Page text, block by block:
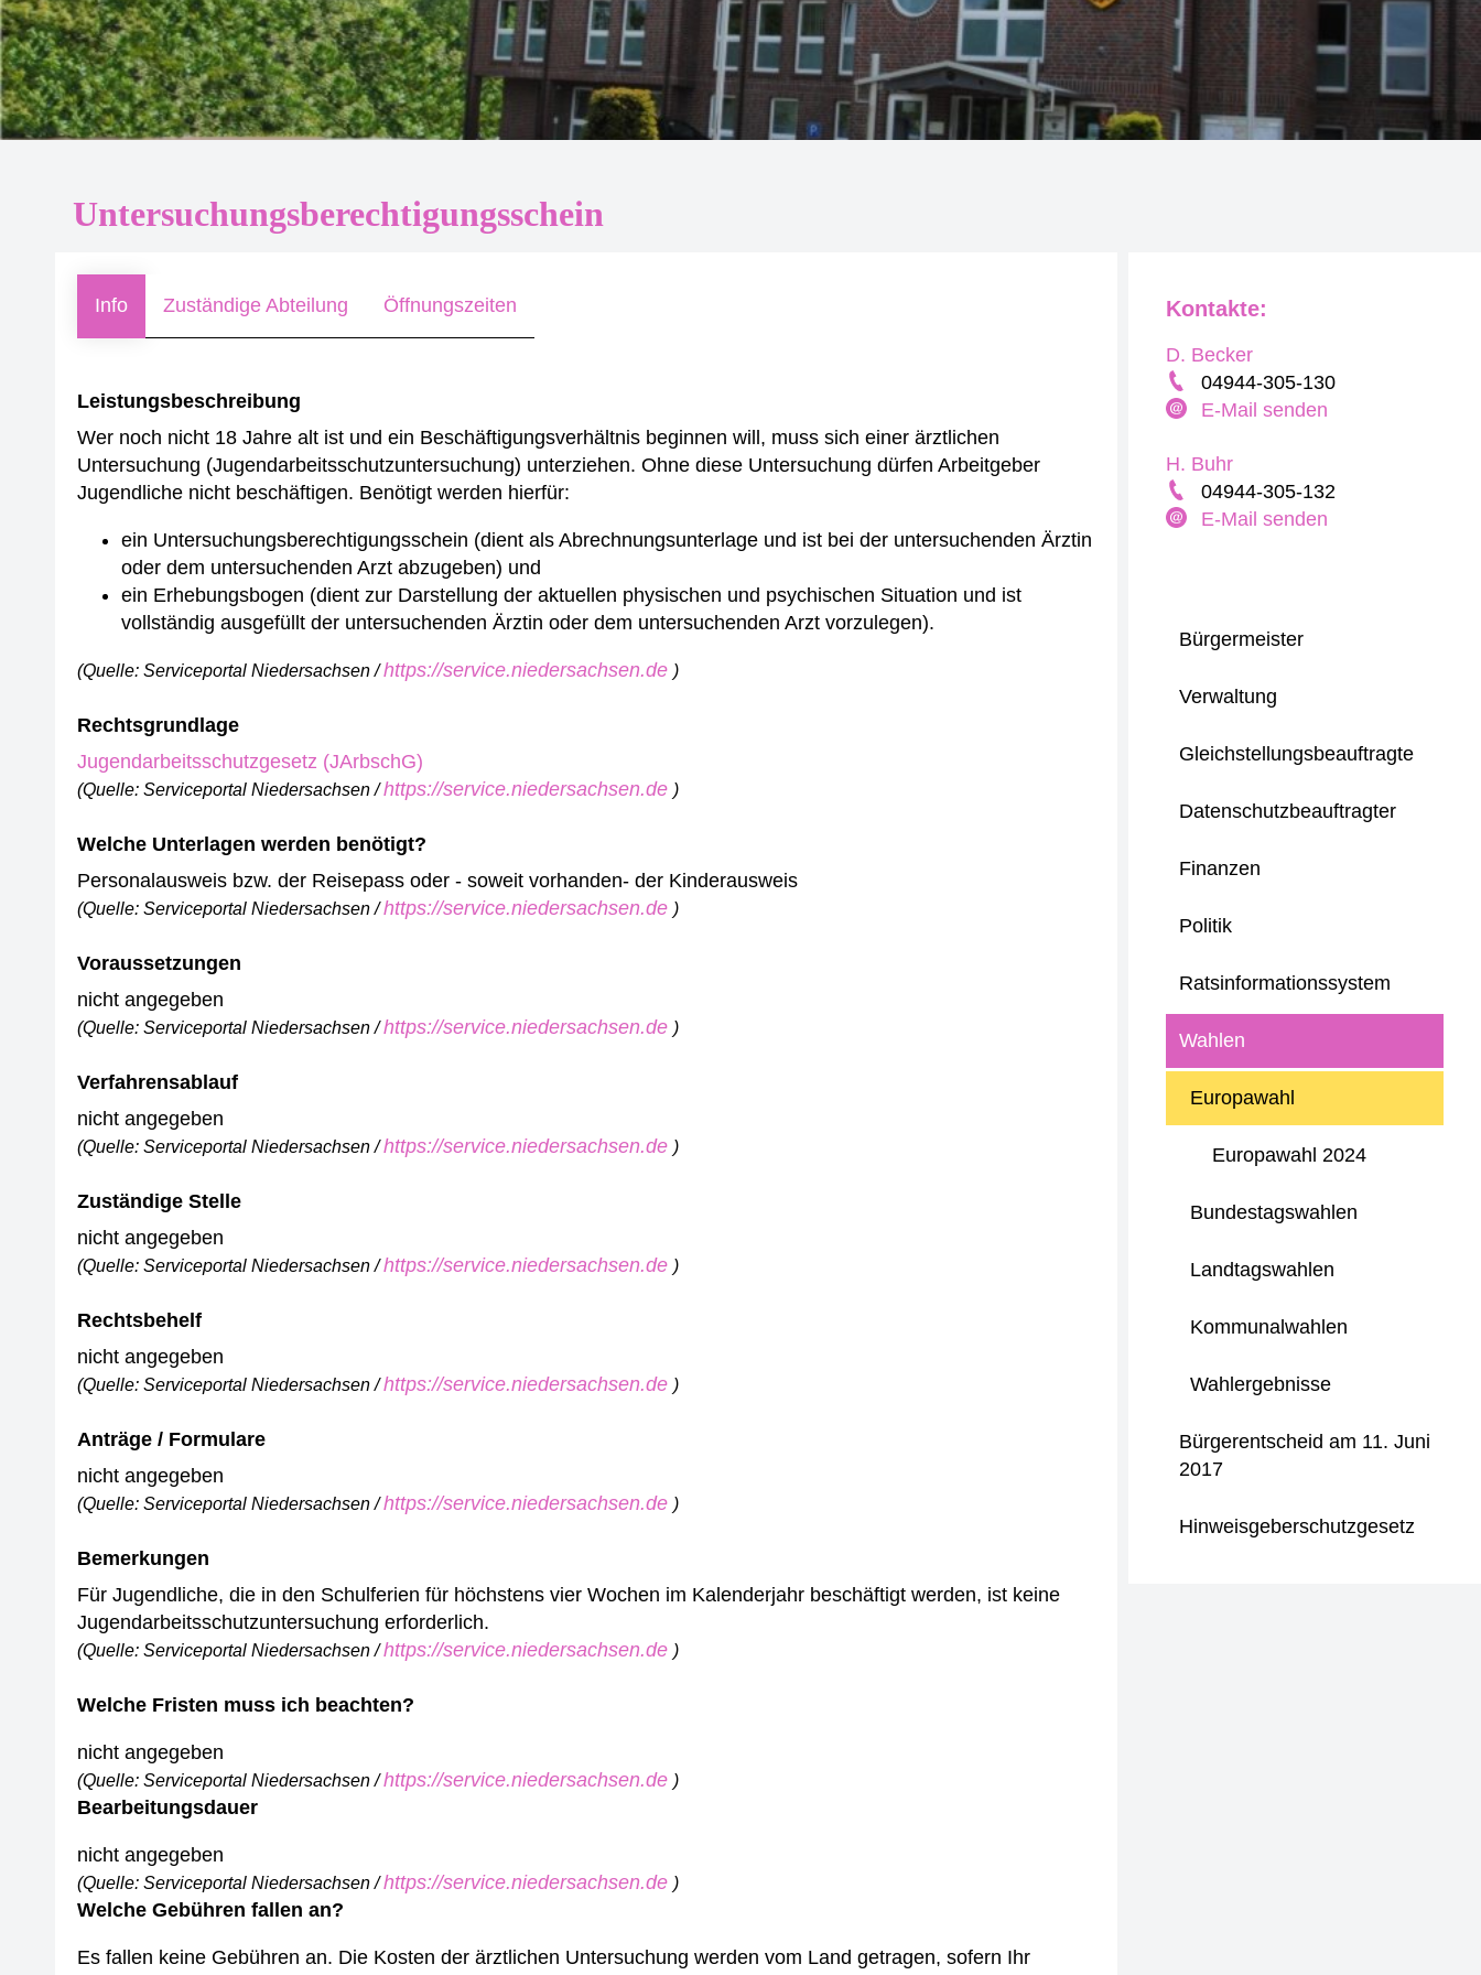
Untersuchungsberechtigungsschein
Info Zuständige Abteilung Öffnungszeiten
Leistungsbeschreibung
Wer noch nicht 18 Jahre alt ist und ein Beschäftigungsverhältnis beginnen will, muss sich einer ärztlichen
Untersuchung (Jugendarbeitsschutzuntersuchung) unterziehen. Ohne diese Untersuchung dürfen Arbeitgeber
Jugendliche nicht beschäftigen. Benötigt werden hierfür:
ein Untersuchungsberechtigungsschein (dient als Abrechnungsunterlage und ist bei der untersuchenden Ärztin
oder dem untersuchenden Arzt abzugeben) und
ein Erhebungsbogen (dient zur Darstellung der aktuellen physischen und psychischen Situation und ist
vollständig ausgefüllt der untersuchenden Ärztin oder dem untersuchenden Arzt vorzulegen).
(Quelle: Serviceportal Niedersachsen /https://service.niedersachsen.de )
Rechtsgrundlage
Jugendarbeitsschutzgesetz (JArbschG)
(Quelle: Serviceportal Niedersachsen /https://service.niedersachsen.de )
Welche Unterlagen werden benötigt?
Personalausweis bzw. der Reisepass oder - soweit vorhanden- der Kinderausweis
(Quelle: Serviceportal Niedersachsen /https://service.niedersachsen.de )
Voraussetzungen
nicht angegeben
(Quelle: Serviceportal Niedersachsen /https://service.niedersachsen.de )
Verfahrensablauf
nicht angegeben
(Quelle: Serviceportal Niedersachsen /https://service.niedersachsen.de )
Zuständige Stelle
nicht angegeben
(Quelle: Serviceportal Niedersachsen /https://service.niedersachsen.de )
Rechtsbehelf
nicht angegeben
(Quelle: Serviceportal Niedersachsen /https://service.niedersachsen.de )
Anträge / Formulare
nicht angegeben
(Quelle: Serviceportal Niedersachsen /https://service.niedersachsen.de )
Bemerkungen
Für Jugendliche, die in den Schulferien für höchstens vier Wochen im Kalenderjahr beschäftigt werden, ist keine
Jugendarbeitsschutzuntersuchung erforderlich.
(Quelle: Serviceportal Niedersachsen /https://service.niedersachsen.de )
Welche Fristen muss ich beachten?
nicht angegeben
(Quelle: Serviceportal Niedersachsen /https://service.niedersachsen.de )
Bearbeitungsdauer
nicht angegeben
(Quelle: Serviceportal Niedersachsen /https://service.niedersachsen.de )
Welche Gebühren fallen an?
Es fallen keine Gebühren an. Die Kosten der ärztlichen Untersuchung werden vom Land getragen, sofern Ihr
Bürgermeister
Verwaltung
Gleichstellungsbeauftragte
Datenschutzbeauftragter
Finanzen
Politik
Ratsinformationssystem
Wahlen
Europawahl
Europawahl 2024
Bundestagswahlen
Landtagswahlen
Kommunalwahlen
Wahlergebnisse
Bürgerentscheid am 11. Juni
2017
Hinweisgeberschutzgesetz
Kontakte:
D. Becker
04944-305-130
E-Mail senden
H. Buhr
04944-305-132
E-Mail senden